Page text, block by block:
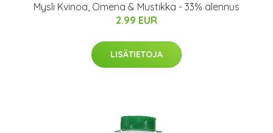
Mysli Kvinoa, Omena & Mustikka - 33% alennus
2.99 EUR
LISÄTIETOJA